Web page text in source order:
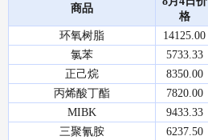
商品
格
环氧树脂 14125.00
氯苯
5733.33
正己烷
8350.00
丙烯酸丁酯
7820.00
MIBK
9433.33
三聚氰胺
6237.50